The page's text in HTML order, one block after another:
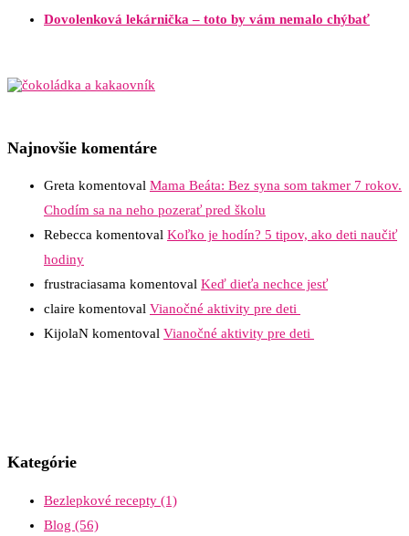
Dovolenková lekárnička – toto by vám nemalo chýbať
Najnovšie komentáre
Greta komentoval Mama Beáta: Bez syna som takmer 7 rokov.
Chodím sa na neho pozerať pred školu
Rebecca komentoval Koľko je hodín? 5 tipov, ako deti naučiť
hodiny
frustraciasama komentoval Keď dieťa nechce jesť
claire komentoval Vianočné aktivity pre deti
KijolaN komentoval Vianočné aktivity pre deti
Kategórie
Bezlepkové recepty (1)
Blog (56)